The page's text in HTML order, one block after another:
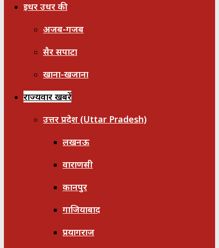
इधर उधर की
अजब-गजब
सैर सपाटा
खाना-खजाना
राज्यवार खबरें
उत्तर प्रदेश (Uttar Pradesh)
लखनऊ
वाराणसी
कानपुर
गाजियाबाद
प्रयागराज